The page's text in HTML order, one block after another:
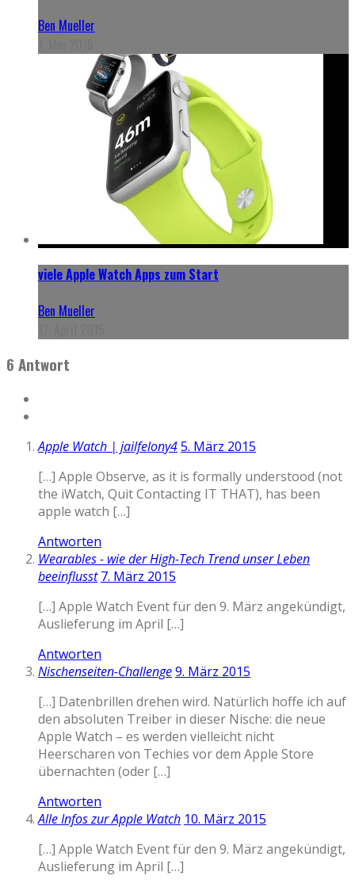
Ben Mueller
viele Apple Watch Apps zum Start
Ben Mueller
6 Antwort
Apple Watch | jailfelony45. März 2015
[…] Apple Observe, as it is formally understood (not
the iWatch, Quit Contacting IT THAT), has been
apple watch […]
Antworten
Wearables - wie der High-Tech Trend unser Leben
beeinflusst 7. März 2015
[…] Apple Watch Event für den 9. März angekündigt,
Auslieferung im April […]
Antworten
Nischenseiten-Challenge9. März 2015
[…] Datenbrillen drehen wird. Natürlich hoffe ich auf
den absoluten Treiber in dieser Nische: die neue
Apple Watch – es werden vielleicht nicht
Heerscharen von Techies vor dem Apple Store
übernachten (oder […]
Antworten
Alle Infos zur Apple Watch 10. März 2015
[…] Apple Watch Event für den 9. März angekündigt,
Auslieferung im April […]